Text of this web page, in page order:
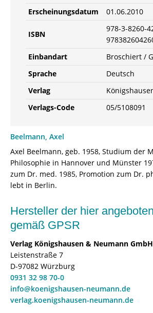
Erscheinungsdatum
01.06.2010
ISBN
978-3-8260-
Einbandart
Broschiert /
Sprache
Deutsch
Verlag
Verlags-Code
05/5108091
Beelmann, Axel
Axel Beelmann, geb. 1958, Studium der
Philosophie in Hannover und Münster
zum Dr. med. 1985, Promotion zum Dr.
lebt in Berlin.
Hersteller der hier
gemäß GPSR
Verlag Königshausen & Neumann GmbH
Leistenstraße 7
D-97082 Würzburg
0931 32 98 70-0
info@koenigshausen-neumann.de
verlag.koenigshausen-neumann.de